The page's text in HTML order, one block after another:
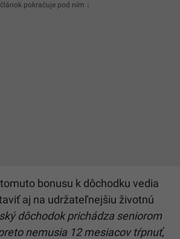
článok pokračuje pod ním ↓
bonusu k dôchodku vedia
aj na udržateľnejšiu životnú
dôchodok prichádza seniorom
nemusia 12 mesiacov tŕpnuť,